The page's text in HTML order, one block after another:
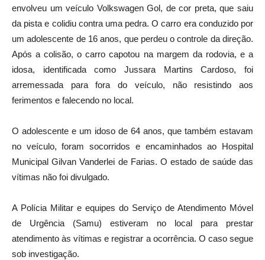
envolveu um veículo Volkswagen Gol, de cor preta, que saiu
da pista e colidiu contra uma pedra. O carro era conduzido por
um adolescente de 16 anos, que perdeu o controle da direção.
Após a colisão, o carro capotou na margem da rodovia, e a
idosa, identificada como Jussara Martins Cardoso, foi
arremessada para fora do veículo, não resistindo aos
ferimentos e falecendo no local.
O adolescente e um idoso de 64 anos, que também estavam
no veículo, foram socorridos e encaminhados ao Hospital
Municipal Gilvan Vanderlei de Farias. O estado de saúde das
vítimas não foi divulgado.
A Polícia Militar e equipes do Serviço de Atendimento Móvel
de Urgência (Samu) estiveram no local para prestar
atendimento às vítimas e registrar a ocorrência. O caso segue
sob investigação.